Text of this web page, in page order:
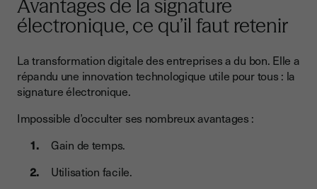
Avantages de la signature
électronique, ce qu’il faut retenir
La transformation digitale des entreprises a du bon. Elle a
répandu une innovation technologique utile pour tous : la
signature électronique.
Impossible d’occulter ses nombreux avantages :
Gain de temps.
Utilisation facile.